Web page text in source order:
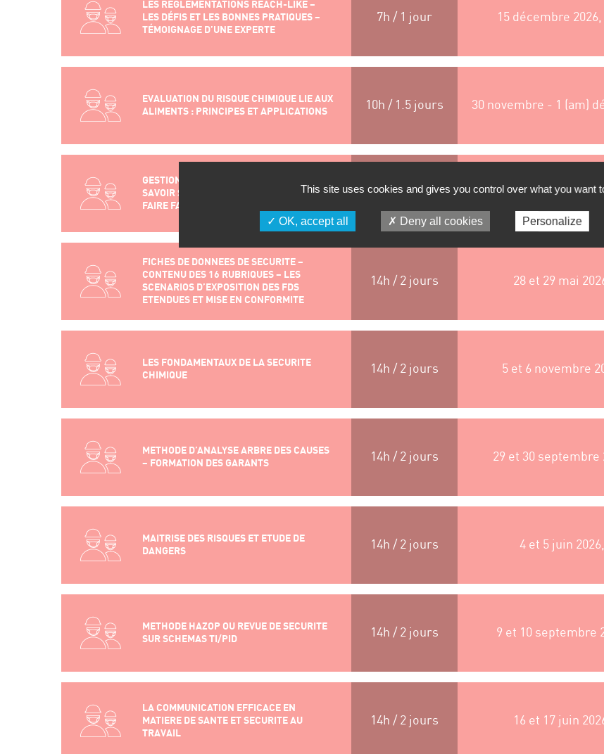
LES RÉGLEMENTATIONS REACH-LIKE –
LES DÉFIS ET LES BONNES PRATIQUES –
TÉMOIGNAGE D’UNE EXPERTE
7h / 1 jour 15 décembre 2026,
EVALUATION DU RISQUE CHIMIQUE LIE AUX
ALIMENTS : PRINCIPES ET APPLICATIONS
10h / 1.5 jours 30 novembre - 1 (am)
GESTION ET COMMUNICATION DE CRISE :
SAVOIR SE PREPARER, S’ORGANISER ET
FAIRE FACE AUX SITUATIONS
14h / 2 jours 14 et 15 décembre
FICHES DE DONNEES DE SECURITE –
CONTENU DES 16 RUBRIQUES – LES
SCENARIOS D’EXPOSITION DES FDS
ETENDUES ET MISE EN CONFORMITE
14h / 2 jours 28 et 29 mai
LES FONDAMENTAUX DE LA SECURITE
CHIMIQUE
14h / 2 jours 5 et 6 novembre
METHODE D’ANALYSE ARBRE DES CAUSES
– FORMATION DES GARANTS
14h / 2 jours 29 et 30 septembre
MAITRISE DES RISQUES ET ETUDE DE
DANGERS
14h / 2 jours 4 et 5 juin
METHODE HAZOP OU REVUE DE SECURITE
SUR SCHEMAS TI/PID
14h / 2 jours 9 et 10 septembre
LA COMMUNICATION EFFICACE EN
MATIERE DE SANTE ET SECURITE AU
TRAVAIL
14h / 2 jours 16 et 17 juin
This site uses cookies and gives you control over what you want
OK, accept all Deny all cookies Personalize